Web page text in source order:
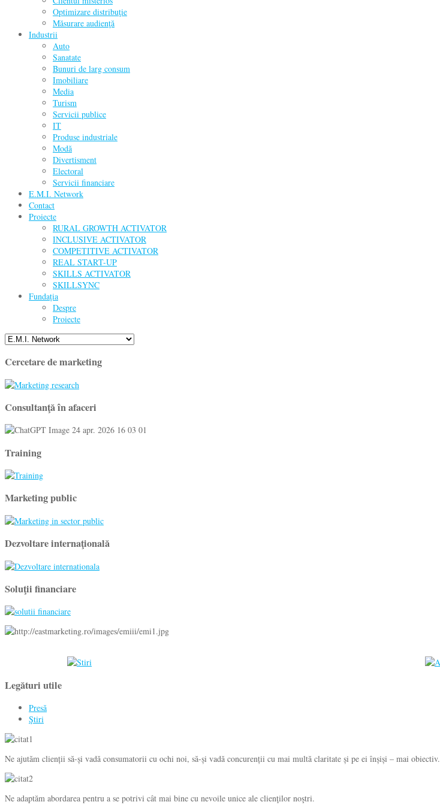
Optimizare distribuţie
Măsurare audienţă
Industrii
Auto
Sanatate
Bunuri de larg consum
Imobiliare
Media
Turism
Servicii publice
IT
Produse industriale
Modă
Divertisment
Electoral
Servicii financiare
E.M.I. Network
Contact
Proiecte
RURAL GROWTH ACTIVATOR
INCLUSIVE ACTIVATOR
COMPETITIVE ACTIVATOR
REAL START-UP
SKILLS ACTIVATOR
SKILLSYNC
Fundația
Despre
Proiecte
Cercetare de marketing
Consultanţă în afaceri
Training
Marketing public
Dezvoltare internaţională
Soluţii financiare
Legături utile
Presă
Ştiri
Ne ajutăm clienții să-și vadă consumatorii cu ochi noi, să-și vadă concurenții cu mai multă claritate și pe ei înșiși – mai obiectiv.
Ne adaptăm abordarea pentru a se potrivi cât mai bine cu nevoile unice ale clienţilor noştri.